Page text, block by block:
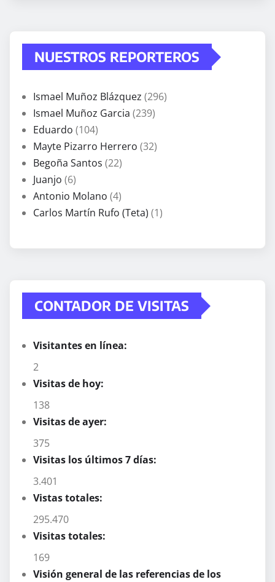
NUESTROS REPORTEROS
Ismael Muñoz Blázquez (296)
Ismael Muñoz Garcia (239)
Eduardo (104)
Mayte Pizarro Herrero (32)
Begoña Santos (22)
Juanjo (6)
Antonio Molano (4)
Carlos Martín Rufo (Teta) (1)
CONTADOR DE VISITAS
Visitantes en línea:
2
Visitas de hoy:
138
Visitas de ayer:
375
Visitas los últimos 7 días:
3.401
Vistas totales:
295.470
Visitas totales:
169
Visión general de las referencias de los